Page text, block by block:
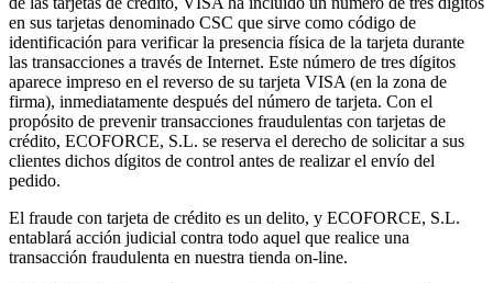
en sus tarjetas denominado CSC que sirve como código de
identificación para verificar la presencia física de la tarjeta durante
las transacciones a través de Internet. Este número de tres dígitos
aparece impreso en el reverso de su tarjeta VISA (en la zona de
firma), inmediatamente después del número de tarjeta. Con el
propósito de prevenir transacciones fraudulentas con tarjetas de
crédito, ECOFORCE, S.L. se reserva el derecho de solicitar a sus
clientes dichos dígitos de control antes de realizar el envío del
pedido.
El fraude con tarjeta de crédito es un delito, y ECOFORCE, S.L.
entablará acción judicial contra todo aquel que realice una
transacción fraudulenta en nuestra tienda on-line.